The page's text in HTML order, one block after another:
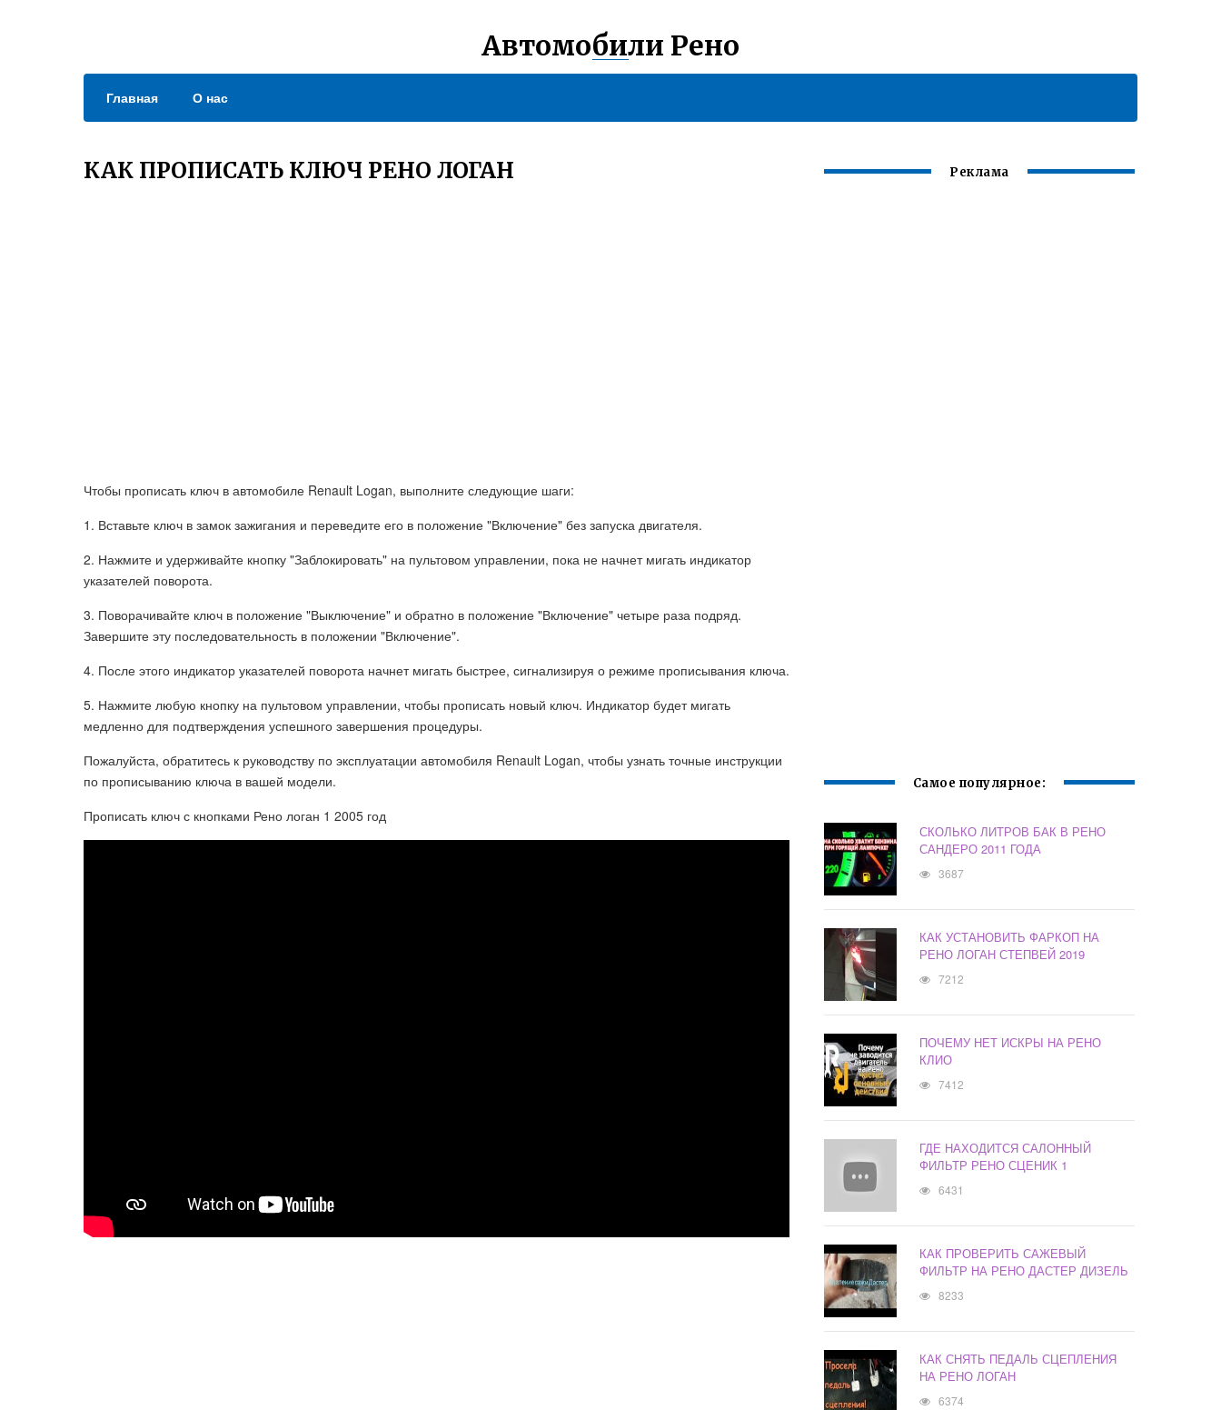
Автомобили Рено
Главная О нас
КАК ПРОПИСАТЬ КЛЮЧ РЕНО ЛОГАН
Чтобы прописать ключ в автомобиле Renault Logan, выполните следующие шаги:
1. Вставьте ключ в замок зажигания и переведите его в положение "Включение" без запуска двигателя.
2. Нажмите и удерживайте кнопку "Заблокировать" на пультовом управлении, пока не начнет мигать индикатор
указателей поворота.
3. Поворачивайте ключ в положение "Выключение" и обратно в положение "Включение" четыре раза подряд.
Завершите эту последовательность в положении "Включение".
4. После этого индикатор указателей поворота начнет мигать быстрее, сигнализируя о режиме прописывания ключа.
5. Нажмите любую кнопку на пультовом управлении, чтобы прописать новый ключ. Индикатор будет мигать
медленно для подтверждения успешного завершения процедуры.
Пожалуйста, обратитесь к руководству по эксплуатации автомобиля Renault Logan, чтобы узнать точные инструкции
по прописыванию ключа в вашей модели.
Прописать ключ с кнопками Рено логан 1 2005 год
Реклама
Самое популярное:
СКОЛЬКО ЛИТРОВ БАК В РЕНО
САНДЕРО 2011 ГОДА
3687
КАК УСТАНОВИТЬ ФАРКОП НА
РЕНО ЛОГАН СТЕПВЕЙ 2019
7212
ПОЧЕМУ НЕТ ИСКРЫ НА РЕНО
КЛИО
7412
ГДЕ НАХОДИТСЯ САЛОННЫЙ
ФИЛЬТР РЕНО СЦЕНИК 1
6431
КАК ПРОВЕРИТЬ САЖЕВЫЙ
ФИЛЬТР НА РЕНО ДАСТЕР ДИЗЕЛЬ
8233
КАК СНЯТЬ ПЕДАЛЬ СЦЕПЛЕНИЯ
НА РЕНО ЛОГАН
6374